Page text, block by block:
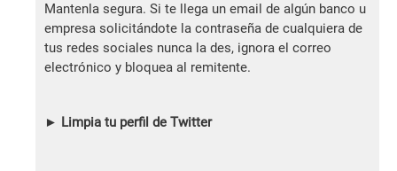
Mantenla segura. Si te llega un email de algún banco u
empresa solicitándote la contraseña de cualquiera de
tus redes sociales nunca la des, ignora el correo
electrónico y bloquea al remitente.
► Limpia tu perfil de Twitter